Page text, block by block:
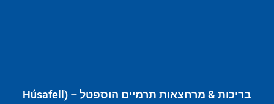
בריכות & מרחצאות תרמיים הוספטל – (Húsafell